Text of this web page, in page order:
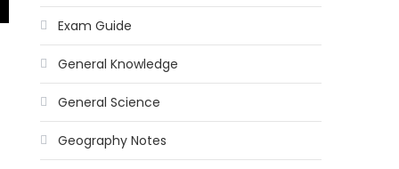
Exam Guide
General Knowledge
General Science
Geography Notes